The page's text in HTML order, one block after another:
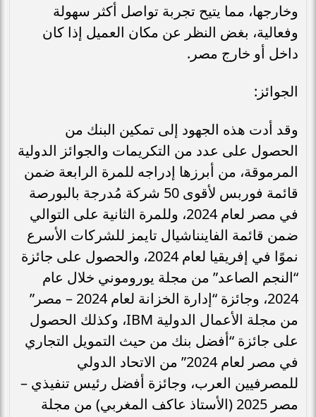
وخارجها، مما يتيح تجربة تواصل أكثر سهولة
وفعالية، بغض النظر عن مكان العميل إذا كان
داخل أو خارج مصر.
الجوائز:
وقد أدت هذه الجهود إلى تمكين البنك من
الحصول على عدد من التكريمات والجوائز الدولية
المرموقة، من أبرزها إدراجه للمرة الرابعة ضمن
قائمة فوربس لأقوى 50 شركة مُدرجة بالبورصة
في مصر لعام 2024، وللمرة الثانية على التوالي
ضمن قائمة الفاينناشيال تايمز للشركات الأسرع
نموًا في إفريقيا لعام 2024، والحصول على جائزة
“النجم الصاعد” من مجلة يوروموني خلال عام
2024، وجائزة “إدارة الخزانة لعام 2024 – مصر”
من مجلة الأعمال الدولية IBM، وكذلك الحصول
على جائزة “أفضل بنك من حيث التمويل التجاري
في مصر لعام 2024” من الاتحاد الدولي
للمصرفيين العرب، وجائزة أفضل رئيس تنفيذي –
مصر 2025 (الأستاذ عاكف المغربي) من مجلة